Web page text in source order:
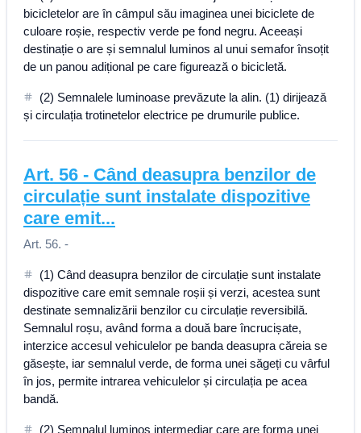
bicicletelor are în câmpul său imaginea unei biciclete de
culoare roșie, respectiv verde pe fond negru. Aceeași
destinație o are și semnalul luminos al unui semafor însoțit
de un panou adițional pe care figurează o bicicletă.
(2) Semnalele luminoase prevăzute la alin. (1) dirijează
și circulația trotinetelor electrice pe drumurile publice.
Art. 56 - Când deasupra benzilor de
circulație sunt instalate dispozitive
care emit...
Art. 56. -
(1) Când deasupra benzilor de circulație sunt instalate
dispozitive care emit semnale roșii și verzi, acestea sunt
destinate semnalizării benzilor cu circulație reversibilă.
Semnalul roșu, având forma a două bare încrucișate,
interzice accesul vehiculelor pe banda deasupra căreia se
găsește, iar semnalul verde, de forma unei săgeți cu vârful
în jos, permite intrarea vehiculelor și circulația pe acea
bandă.
(2) Semnalul luminos intermediar care are forma unei